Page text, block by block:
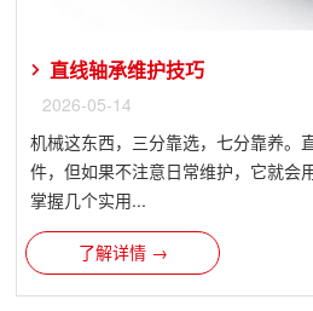
直线轴承维护技巧
2026-05-14
机械这东西，三分靠选，七分靠养。
件，但如果不注意日常维护，它就会
掌握几个实用...
了解详情 →